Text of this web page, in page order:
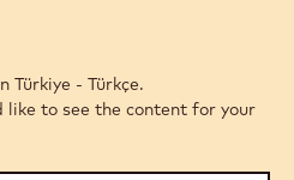
Türkiye - Türkçe.
like to see the content for your